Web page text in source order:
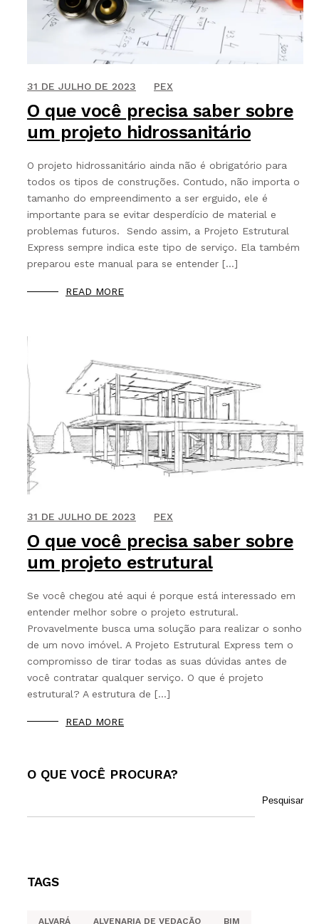
9 DE JUNHO DE 2020
31 DE JULHO DE 2023 PEX
O que você precisa saber sobre
um projeto hidrossanitário
O projeto hidrossanitário ainda não é obrigatório para
todos os tipos de construções. Contudo, não importa o
tamanho do empreendimento a ser erguido, ele é
importante para se evitar desperdício de material e
problemas futuros. Sendo assim, a Projeto Estrutural
Express sempre indica este tipo de serviço. Ela também
preparou este manual para se entender […]
READ MORE
9 DE JUNHO DE 2020
31 DE JULHO DE 2023 PEX
O que você precisa saber sobre
um projeto estrutural
Se você chegou até aqui é porque está interessado em
entender melhor sobre o projeto estrutural.
Provavelmente busca uma solução para realizar o sonho
de um novo imóvel. A Projeto Estrutural Express tem o
compromisso de tirar todas as suas dúvidas antes de
você contratar qualquer serviço. O que é projeto
estrutural? A estrutura de […]
READ MORE
O QUE VOCÊ PROCURA?
Pesquisar
TAGS
ALVARÁ ALVENARIA DE VEDAÇÃO BIM